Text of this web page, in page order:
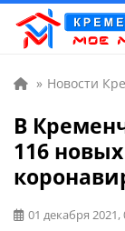
» Новости
В
116
01 декабря 2021,